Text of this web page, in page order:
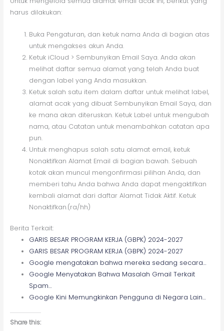
harus dilakukan:
Buka Pengaturan, dan ketuk nama Anda di bagian atas
untuk mengakses akun Anda.
Ketuk iCloud > Sembunyikan Email Saya. Anda akan
melihat daftar semua alamat yang telah Anda buat
dengan label yang Anda masukkan.
Ketuk salah satu item dalam daftar untuk melihat label,
alamat acak yang dibuat Sembunyikan Email Saya, dan
ke mana akan diteruskan. Ketuk Label untuk mengubah
nama, atau Catatan untuk menambahkan catatan apa
pun.
Untuk menghapus salah satu alamat email, ketuk
Nonaktifkan Alamat Email di bagian bawah. Sebuah
kotak akan muncul mengonfirmasi pilihan Anda, dan
memberi tahu Anda bahwa Anda dapat mengaktifkan
kembali alamat dari daftar Alamat Tidak Aktif. Ketuk
Nonaktifkan.(ra/hh)
Berita Terkait:
GARIS BESAR PROGRAM KERJA (GBPK) 2024-2027
GARIS BESAR PROGRAM KERJA (GBPK) 2024-2027
Google mengatakan bahwa mereka sedang secara…
Google Menyatakan Bahwa Masalah Gmail Terkait
Spam…
Google Kini Memungkinkan Pengguna di Negara Lain…
Share this: